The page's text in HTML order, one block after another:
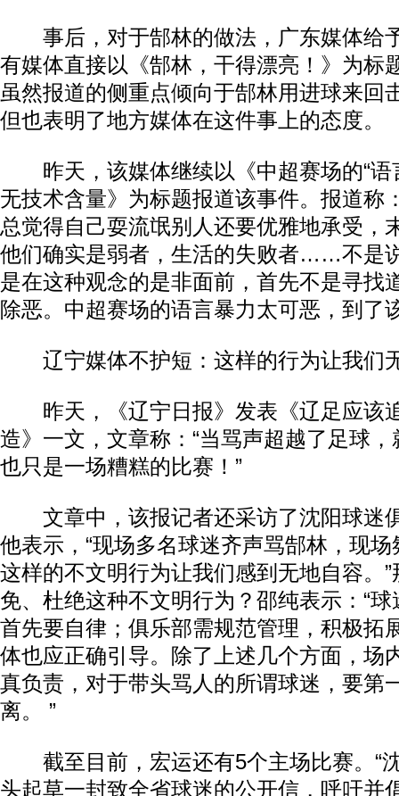
事后，对于郜林的做法，广东媒体给
有媒体直接以《郜林，干得漂亮！》为标
虽然报道的侧重点倾向于郜林用进球来回
但也表明了地方媒体在这件事上的态度。
昨天，该媒体继续以《中超赛场的“语
无技术含量》为标题报道该事件。报道称
总觉得自己耍流氓别人还要优雅地承受
他们确实是弱者，生活的失败者……不是
是在这种观念的是非面前，首先不是寻找
除恶。中超赛场的语言暴力太可恶，到了
辽宁媒体不护短：这样的行为让我们
昨天，《辽宁日报》发表《辽足应该
造》一文，文章称：“当骂声超越了足球
也只是一场糟糕的比赛！”
文章中，该报记者还采访了沈阳球迷
他表示，“现场多名球迷齐声骂郜林，现
这样的不文明行为让我们感到无地自容。
免、杜绝这种不文明行为？邵纯表示：“
首先要自律；俱乐部需规范管理，积极拓
体也应正确引导。除了上述几个方面，场
真负责，对于带头骂人的所谓球迷，要第
离。 ”
截至目前，宏运还有5个主场比赛。“
头起草一封致全省球迷的公开信，呼吁并